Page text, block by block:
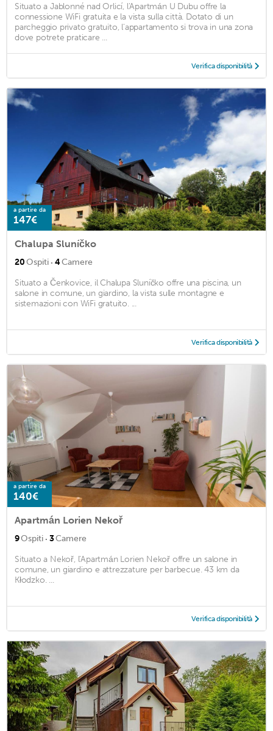
Situato a Jablonné nad Orlicí, l'Apartmán U Dubu offre la
connessione WiFi gratuita e la vista sulla città. Dotato di un
parcheggio privato gratuito, l'appartamento si trova in una zona
dove potrete praticare ...
Verifica disponibilità
a partire da
147€
Chalupa Sluníčko
20Ospiti · 4Camere
Situato a Čenkovice, il Chalupa Sluníčko offre una piscina, un
salone in comune, un giardino, la vista sulle montagne e
sistemazioni con WiFi gratuito. ...
Verifica disponibilità
a partire da
140€
Apartmán Lorien Nekoř
9Ospiti · 3Camere
Situato a Nekoř, l'Apartmán Lorien Nekoř offre un salone in
comune, un giardino e attrezzature per barbecue. 43 km da
Kłodzko. ...
Verifica disponibilità